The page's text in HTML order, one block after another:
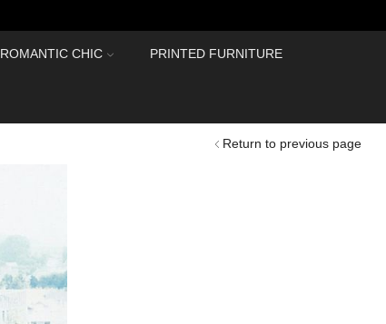
ROMANTIC CHIC PRINTED FURNITURE
Return to previous page